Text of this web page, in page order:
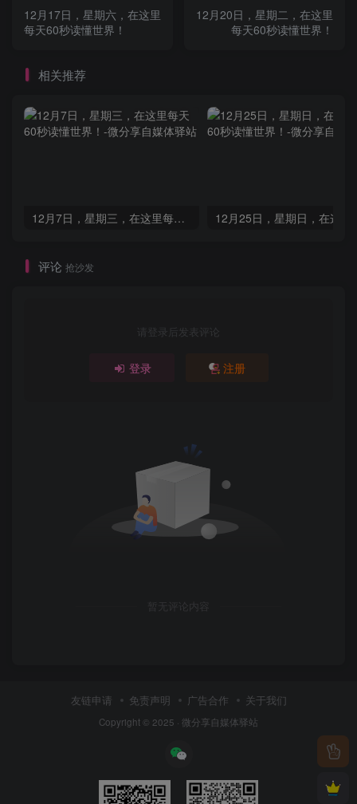
12月17日，星期六，在这里
每天60秒读懂世界！
12月20日，星期二，在这里
每天60秒读懂世界！
相关推荐
12月7日，星期三，在这里每天60秒读懂世界！
评论 抢沙发
请登录后发表评论
登录 注册
暂无评论内容
友链申请 免责声明 广告合作 关于我们
Copyright © 2025 · 微分享自媒体驿站